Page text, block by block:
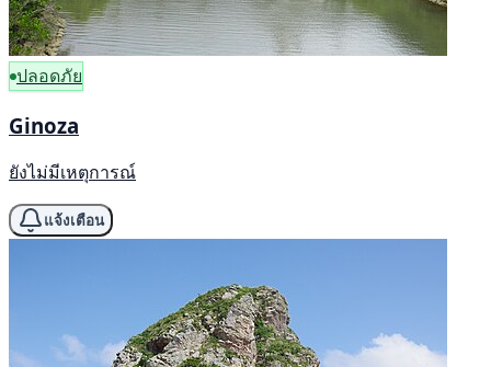
ปลอดภัย
Ginoza
ยังไม่มีเหตุการณ์
แจ้งเตือน